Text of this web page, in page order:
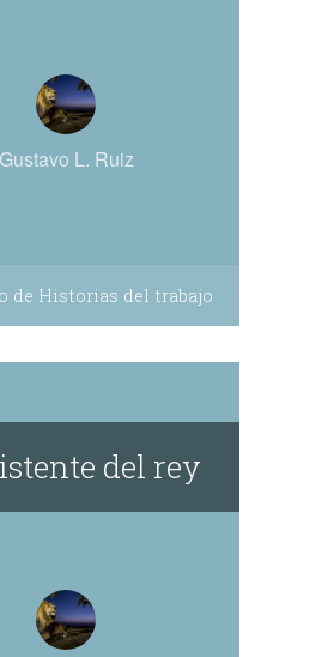
Gustavo L. Ruiz
de Historias del trabajo
del rey